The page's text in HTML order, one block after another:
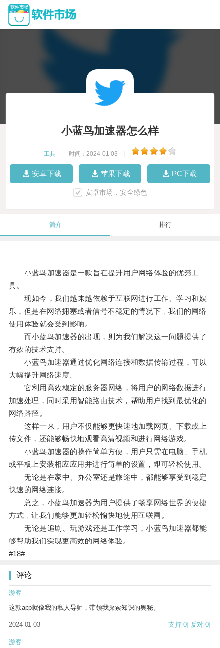
小蓝鸟加速器怎么样
工具 时间：2024-01-03
安卓下载 苹果下载 PC下载
安卓市场，安全绿色
简介 排行
小蓝鸟加速器是一款旨在提升用户网络体验的优秀工
具。
现如今，我们越来越依赖于互联网进行工作、学习和娱
乐，但是在网络拥塞或者信号不稳定的情况下，我们的网络
使用体验就会受到影响。
而小蓝鸟加速器的出现，则为我们解决这一问题提供了
有效的技术支持。
小蓝鸟加速器通过优化网络连接和数据传输过程，可以
大幅提升网络速度。
它利用高效稳定的服务器网络，将用户的网络数据进行
加速处理，同时采用智能路由技术，帮助用户找到最优化的
网络路径。
这样一来，用户不仅能够更快速地加载网页、下载或上
传文件，还能够畅快地观看高清视频和进行网络游戏。
小蓝鸟加速器的操作简单方便，用户只需在电脑、手机
或平板上安装相应应用并进行简单的设置，即可轻松使用。
无论是在家中、办公室还是旅途中，都能够享受到稳定
快速的网络连接。
总之，小蓝鸟加速器为用户提供了畅享网络世界的便捷
方式，让我们能够更加轻松愉快地使用互联网。
无论是追剧、玩游戏还是工作学习，小蓝鸟加速器都能
够帮助我们实现更高效的网络体验。
#18#
评论
游客
这款app就像我的私人导师，带领我探索知识的奥秘。
2024-01-03 支持[0] 反对[0]
游客